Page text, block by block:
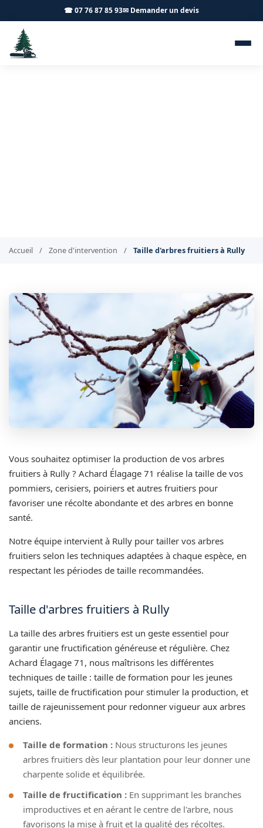
☎ 07 76 87 85 93✉ Demander un devis
Accueil / Zone d'intervention / Taille d'arbres fruitiers à Rully
Vous souhaitez optimiser la production de vos arbres
fruitiers à Rully ? Achard Élagage 71 réalise la taille de vos
pommiers, cerisiers, poiriers et autres fruitiers pour
favoriser une récolte abondante et des arbres en bonne
santé.
Notre équipe intervient à Rully pour tailler vos arbres
fruitiers selon les techniques adaptées à chaque espèce, en
respectant les périodes de taille recommandées.
Taille d'arbres fruitiers à Rully
La taille des arbres fruitiers est un geste essentiel pour
garantir une fructification généreuse et régulière. Chez
Achard Élagage 71, nous maîtrisons les différentes
techniques de taille : taille de formation pour les jeunes
sujets, taille de fructification pour stimuler la production, et
taille de rajeunissement pour redonner vigueur aux arbres
anciens.
Taille de formation : Nous structurons les jeunes
arbres fruitiers dès leur plantation pour leur donner une
charpente solide et équilibrée.
Taille de fructification : En supprimant les branches
improductives et en aérant le centre de l'arbre, nous
favorisons la mise à fruit et la qualité des récoltes.